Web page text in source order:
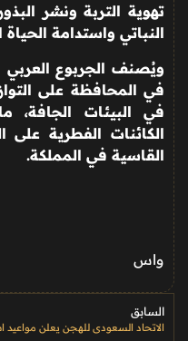
تهوية التربة ونشر
النباتي واستدامة
ويُصنف الجربوع العربي
في المحافظة على
في البيئات الجافة،
الكائنات الفطرية
القاسية في المملكة.
واس
السابق